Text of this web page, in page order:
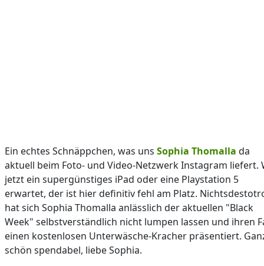
Ein echtes Schnäppchen, was uns Sophia Thomalla da
aktuell beim Foto- und Video-Netzwerk Instagram liefert.
jetzt ein supergünstiges iPad oder eine Playstation 5
erwartet, der ist hier definitiv fehl am Platz.
hat sich Sophia Thomalla anlässlich der aktuellen "Black
Week" selbstverständlich nicht lumpen lassen und ihren
einen kostenlosen Unterwäsche-Kracher präsentiert.
schön spendabel, liebe Sophia.